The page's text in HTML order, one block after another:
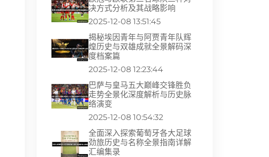
决方式分析及其战略影响
2025-12-08 13:51:45
揭秘埃因青年与阿贾青年队辉
煌历史与双雄成就全景解码深
度档案篇
2025-12-08 12:23:44
巴萨与皇马五大巅峰交锋胜负
走势全景化深度解析与历史脉
络演变
2025-12-08 10:54:32
全面深入探索葡萄牙各大足球
劲旅历史与名称全景指南详解
汇编集录